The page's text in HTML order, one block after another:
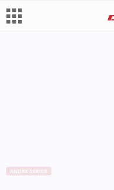
ANDRE SERIER